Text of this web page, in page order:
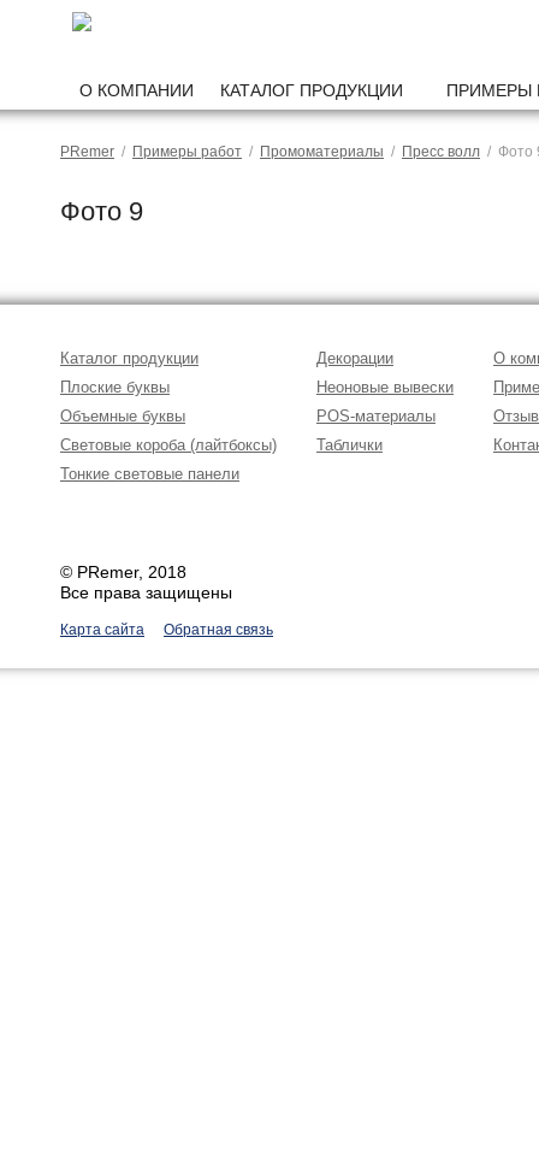
О КОМПАНИИ КАТАЛОГ ПРОДУКЦИИ ПРИМЕРЫ
PRemer / Примеры работ / Промоматериалы / Пресс волл / Фото
Фото 9
Каталог продукции
Плоские буквы
Объемные буквы
Световые короба (лайтбоксы)
Тонкие световые панели
Декорации
Неоновые вывески
POS-материалы
Таблички
О
© PRemer, 2018
Все права защищены
Карта сайта Обратная связь